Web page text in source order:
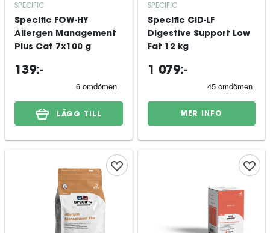
SPECIFIC
Specific FOW-HY
Allergen Management
Plus Cat 7x100 g
139:-
LÄGG TILL
SPECIFIC
Specific CID-LF
Digestive Support Low
Fat 12 kg
1 079:-
MER INFO